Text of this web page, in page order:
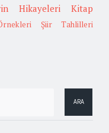
Hikayeleri
Kitap
Şiir Tahlilleri